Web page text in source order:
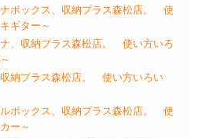
ボックス、収納プラス森松店。 使
ギター～
、収納プラス森松店。 使い方いろ
納プラス森松店。 使い方いろい
ボックス、収納プラス森松店。 使
ー～